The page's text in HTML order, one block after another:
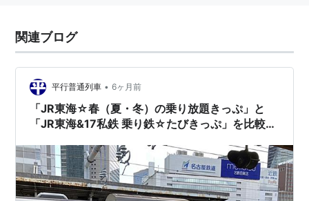
関連ブログ
平行普通列車 • 6ヶ月前
「JR東海☆春（夏・冬）の乗り放題きっぷ」と
「JR東海&17私鉄 乗り鉄☆たびきっぷ」を比較す